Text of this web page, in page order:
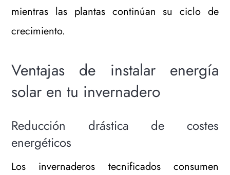
mientras las plantas continúan su ciclo de
crecimiento.
Ventajas de instalar energía
solar en tu invernadero
Reducción drástica de costes
energéticos
Los invernaderos tecnificados consumen